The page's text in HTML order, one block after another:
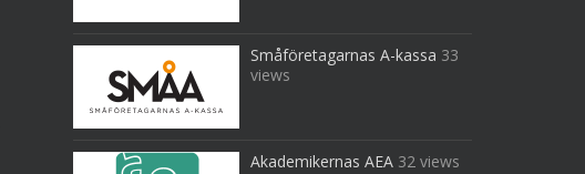
Småföretagarnas A-kassa 33
views
Akademikernas AEA 32 views